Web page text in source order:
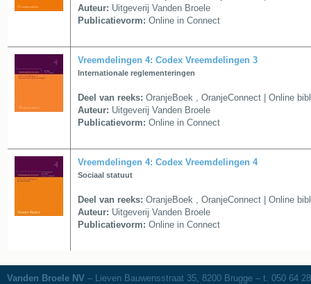
Auteur: Uitgeverij Vanden Broele
Publicatievorm: Online in Connect
Vreemdelingen 4: Codex Vreemdelingen 3
Internationale reglementeringen
Deel van reeks: OranjeBoek , OranjeConnect | Online
Auteur: Uitgeverij Vanden Broele
Publicatievorm: Online in Connect
Vreemdelingen 4: Codex Vreemdelingen 4
Sociaal statuut
Deel van reeks: OranjeBoek , OranjeConnect | Online
Auteur: Uitgeverij Vanden Broele
Publicatievorm: Online in Connect
Vanden Broele NV – Lieven Bauwensstraat 35, 8200 Brugge – t. 050 64